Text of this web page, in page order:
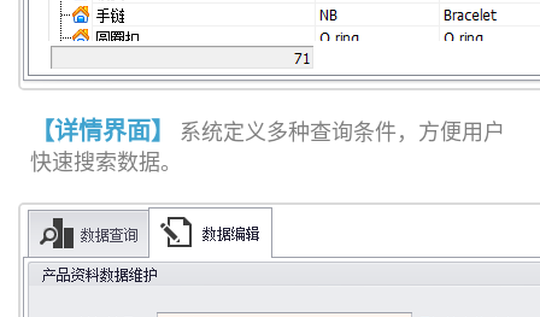
【详情界面】
系统定义多种查询条件，方便用户
快速搜索数据。